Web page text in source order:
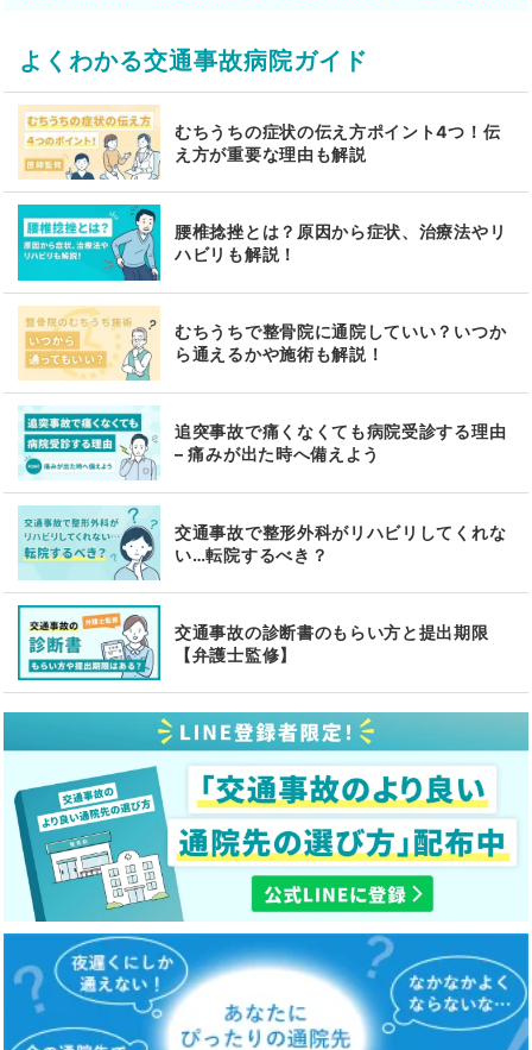
よくわかる交通事故病院ガイド
むちうちの症状の伝え方ポイント4つ！伝
え方が重要な理由も解説
腰椎捻挫とは？原因から症状、治療法やリ
ハビリも解説！
むちうちで整骨院に通院していい？いつか
ら通えるかや施術も解説！
追突事故で痛くなくても病院受診する理由
– 痛みが出た時へ備えよう
交通事故で整形外科がリハビリしてくれな
い…転院するべき？
交通事故の診断書のもらい方と提出期限
【弁護士監修】